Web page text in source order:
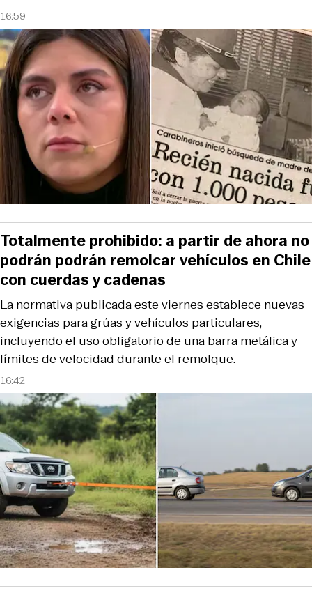
16:59
16:42
La normativa publicada este viernes establece nuevas
exigencias para grúas y vehículos particulares,
incluyendo el uso obligatorio de una barra metálica y
límites de velocidad durante el remolque.
Totalmente prohibido: a partir de ahora no
podrán podrán remolcar vehículos en Chile
con cuerdas y cadenas